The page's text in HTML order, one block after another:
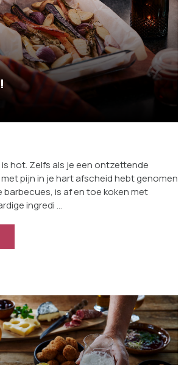
hot. Zelfs als je een ontzettende
pijn in je hart afscheid hebt genomen
barbecues, is af en toe koken met
ingredi …